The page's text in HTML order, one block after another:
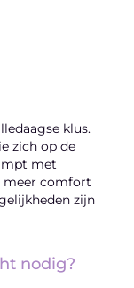
klus.
zich op de
met
meer comfort
zijn
nodig?